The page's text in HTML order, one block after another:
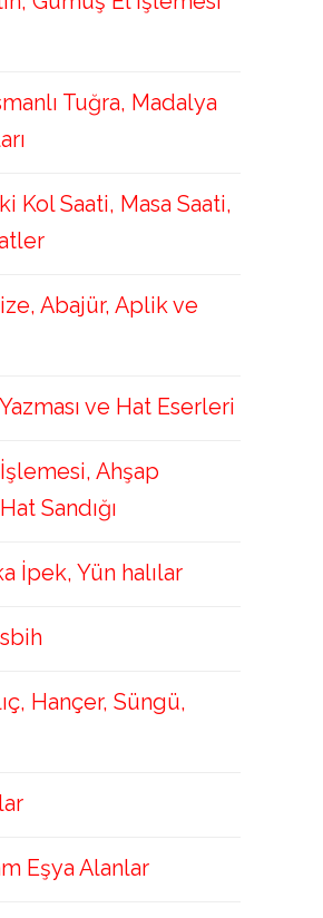
Tuğra, Madalya
Kol Saati, Masa Saati,
Abajür, Aplik ve
ve Hat Eserleri
Ahşap
Sandığı
İpek, Yün halılar
Hançer, Süngü,
Eşya Alanlar